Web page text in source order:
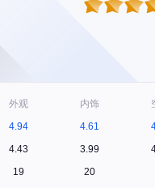
外观
4.94
4.43
19
内饰
4.61
3.99
20